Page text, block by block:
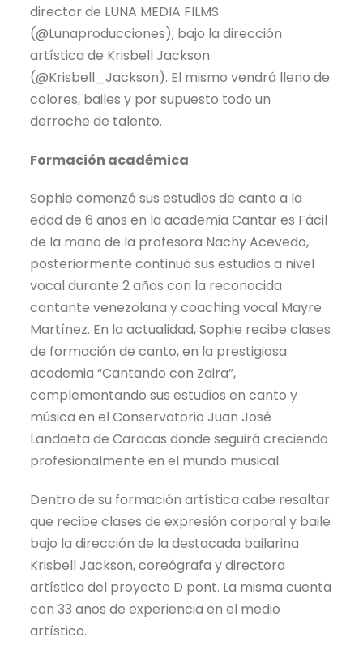
director de LUNA MEDIA FILMS
(@Lunaproducciones), bajo la dirección
artística de Krisbell Jackson
(@Krisbell_Jackson). El mismo vendrá lleno de
colores, bailes y por supuesto todo un
derroche de talento.
Formación académica
Sophie comenzó sus estudios de canto a la
edad de 6 años en la academia Cantar es Fácil
de la mano de la profesora Nachy Acevedo,
posteriormente continuó sus estudios a nivel
vocal durante 2 años con la reconocida
cantante venezolana y coaching vocal Mayre
Martínez. En la actualidad, Sophie recibe clases
de formación de canto, en la prestigiosa
academia “Cantando con Zaira”,
complementando sus estudios en canto y
música en el Conservatorio Juan José
Landaeta de Caracas donde seguirá creciendo
profesionalmente en el mundo musical.
Dentro de su formación artística cabe resaltar
que recibe clases de expresión corporal y baile
bajo la dirección de la destacada bailarina
Krisbell Jackson, coreógrafa y directora
artística del proyecto D pont. La misma cuenta
con 33 años de experiencia en el medio
artístico.